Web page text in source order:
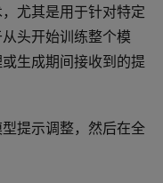
尤其是用于针对特定
头开始训练整个模
生成期间接收到的提
提示调整，然后在全